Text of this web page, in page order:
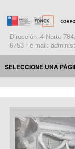
Dirección: 4 Norte
6753 - e-mail: